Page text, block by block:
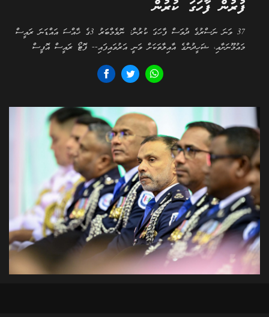
ފުރުން ފާހަގަ ކުރުން
37 ވަނަ ނަސްރުގެ ދުވަސް ފާހަގަ ކުރުން: ނޮވެމްބަރު 3ގެ ޚާއްސަ އައްޑަނަ ރައީސް
މައުމޫނަށާއި، ޝަހީދުންގެ އާއިލާތަކަށް ވަނީ އަރުވައިފައި-- ފޮޓޯ ރައީސް އޮފީސް